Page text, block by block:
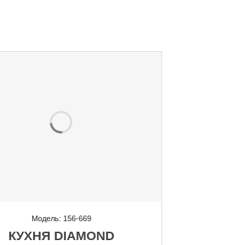
Модель: 156-669
КУХНЯ DIAMOND